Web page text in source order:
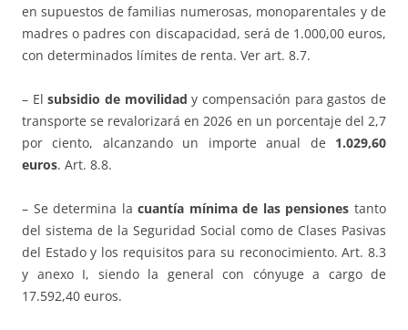
en supuestos de familias numerosas, monoparentales y de
madres o padres con discapacidad, será de 1.000,00 euros,
con determinados límites de renta. Ver art. 8.7.
– Elsubsidio de movilidad y compensación para gastos de
transporte se revalorizará en 2026 en un porcentaje del 2,7
por ciento, alcanzando un importe anual de 1.029,60
euros. Art. 8.8.
– Se determina lacuantía mínima de las pensiones tanto
del sistema de la Seguridad Social como de Clases Pasivas
del Estado y los requisitos para su reconocimiento. Art. 8.3
y anexo I, siendo la general con cónyuge a cargo de
17.592,40 euros.